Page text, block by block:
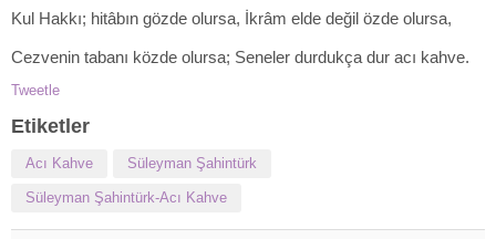
Kul Hakkı; hitâbın gözde olursa, İkrâm elde değil özde olursa,
Cezvenin tabanı közde olursa; Seneler durdukça dur acı kahve.
Tweetle
Etiketler
Acı Kahve Süleyman Şahintürk
Süleyman Şahintürk-Acı Kahve